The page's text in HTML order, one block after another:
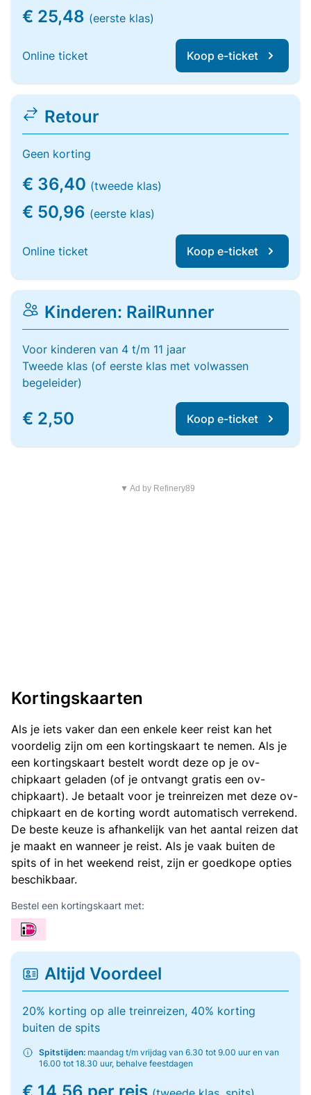
€ 25,48 (eerste klas)
Online ticket Koop e-ticket
Retour
Geen korting
€ 36,40 (tweede klas)
€ 50,96 (eerste klas)
Online ticket Koop e-ticket
Kinderen: RailRunner
Voor kinderen van 4 t/m 11 jaar
Tweede klas (of eerste klas met volwassen
begeleider)
€ 2,50 Koop e-ticket
▼ Ad by Refinery89
Kortingskaarten
Als je iets vaker dan een enkele keer reist kan het
voordelig zijn om een kortingskaart te nemen. Als je
een kortingskaart bestelt wordt deze op je ov-
chipkaart geladen (of je ontvangt gratis een ov-
chipkaart). Je betaalt voor je treinreizen met deze ov-
chipkaart en de korting wordt automatisch verrekend.
De beste keuze is afhankelijk van het aantal reizen dat
je maakt en wanneer je reist. Als je vaak buiten de
spits of in het weekend reist, zijn er goedkope opties
beschikbaar.
Bestel een kortingskaart met:
Altijd Voordeel
20% korting op alle treinreizen, 40% korting
buiten de spits
Spitstijden: maandag t/m vrijdag van 6.30 tot 9.00 uur en van
16.00 tot 18.30 uur, behalve feestdagen